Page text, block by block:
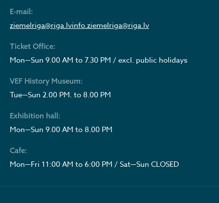
E-mail:
ziemelriga@riga.lvinfo.ziemelriga@riga.lv
Ticket Office:
Mon—Sun 9.00 AM to 7.30 PM / excl. public holidays
VEF History Museum:
Tue—Sun 2.00 PM. to 8.00 PM
Exhibition hall:
Mon—Sun 9.00 AM to 8.00 PM
Cafe:
Mon—Fri 11:00 AM to 6:00 PM / Sat—Sun CLOSED